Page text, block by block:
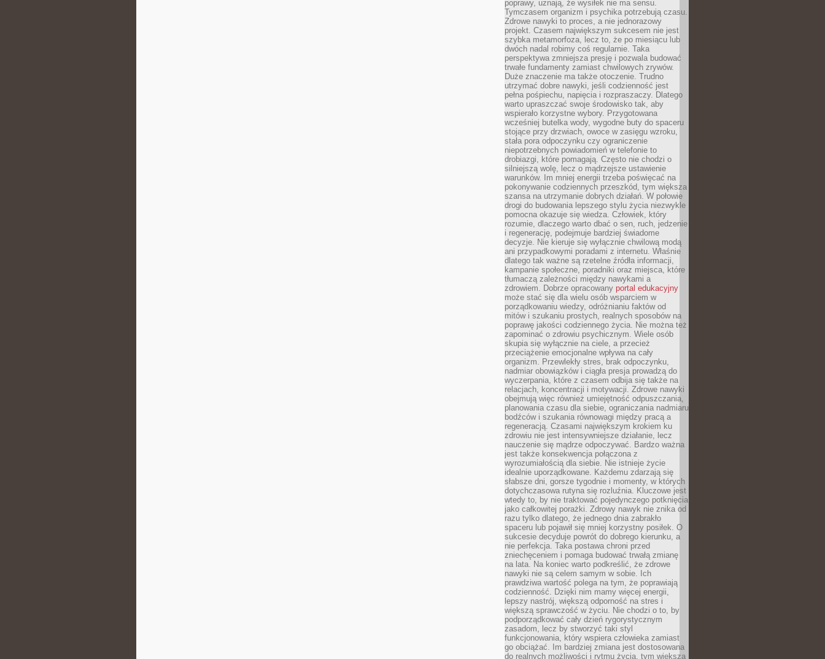
poprawy, uznają, że wysiłek nie ma sensu.
Tymczasem organizm i psychika potrzebują czasu.
Zdrowe nawyki to proces, a nie jednorazowy
projekt. Czasem największym sukcesem nie jest
szybka metamorfoza, lecz to, że po miesiącu lub
dwóch nadal robimy coś regularnie. Taka
perspektywa zmniejsza presję i pozwala budować
trwałe fundamenty zamiast chwilowych zrywów.
Duże znaczenie ma także otoczenie. Trudno
utrzymać dobre nawyki, jeśli codzienność jest
pełna pośpiechu, napięcia i rozpraszaczy. Dlatego
warto upraszczać swoje środowisko tak, aby
wspierało korzystne wybory. Przygotowana
wcześniej butelka wody, wygodne buty do spaceru
stojące przy drzwiach, owoce w zasięgu wzroku,
stała pora odpoczynku czy ograniczenie
niepotrzebnych powiadomień w telefonie to
drobiazgi, które pomagają. Często nie chodzi o
silniejszą wolę, lecz o mądrzejsze ustawienie
warunków. Im mniej energii trzeba poświęcać na
pokonywanie codziennych przeszkód, tym większa
szansa na utrzymanie dobrych działań. W połowie
drogi do budowania lepszego stylu życia niezwykle
pomocna okazuje się wiedza. Człowiek, który
rozumie, dlaczego warto dbać o sen, ruch, jedzenie
i regenerację, podejmuje bardziej świadome
decyzje. Nie kieruje się wyłącznie chwilową modą
ani przypadkowymi poradami z internetu. Właśnie
dlatego tak ważne są rzetelne źródła informacji,
kampanie społeczne, poradniki oraz miejsca, które
tłumaczą zależności między nawykami a
zdrowiem. Dobrze opracowany portal edukacyjny
może stać się dla wielu osób wsparciem w
porządkowaniu wiedzy, odróżnianiu faktów od
mitów i szukaniu prostych, realnych sposobów na
poprawę jakości codziennego życia. Nie można też
zapominać o zdrowiu psychicznym. Wiele osób
skupia się wyłącznie na ciele, a przecież
przeciążenie emocjonalne wpływa na cały
organizm. Przewlekły stres, brak odpoczynku,
nadmiar obowiązków i ciągła presja prowadzą do
wyczerpania, które z czasem odbija się także na
relacjach, koncentracji i motywacji. Zdrowe nawyki
obejmują więc również umiejętność odpuszczania,
planowania czasu dla siebie, ograniczania nadmiaru
bodźców i szukania równowagi między pracą a
regeneracją. Czasami największym krokiem ku
zdrowiu nie jest intensywniejsze działanie, lecz
nauczenie się mądrze odpoczywać. Bardzo ważna
jest także konsekwencja połączona z
wyrozumiałością dla siebie. Nie istnieje życie
idealnie uporządkowane. Każdemu zdarzają się
słabsze dni, gorsze tygodnie i momenty, w których
dotychczasowa rutyna się rozluźnia. Kluczowe jest
wtedy to, by nie traktować pojedynczego potknięcia
jako całkowitej porażki. Zdrowy nawyk nie znika od
razu tylko dlatego, że jednego dnia zabrakło
spaceru lub pojawił się mniej korzystny posiłek. O
sukcesie decyduje powrót do dobrego kierunku, a
nie perfekcja. Taka postawa chroni przed
zniechęceniem i pomaga budować trwałą zmianę
na lata. Na koniec warto podkreślić, że zdrowe
nawyki nie są celem samym w sobie. Ich
prawdziwa wartość polega na tym, że poprawiają
codzienność. Dzięki nim mamy więcej energii,
lepszy nastrój, większą odporność na stres i
większą sprawczość w życiu. Nie chodzi o to, by
podporządkować cały dzień rygorystycznym
zasadom, lecz by stworzyć taki styl
funkcjonowania, który wspiera człowieka zamiast
go obciążać. Im bardziej zmiana jest dostosowana
do realnych możliwości i rytmu życia, tym większa